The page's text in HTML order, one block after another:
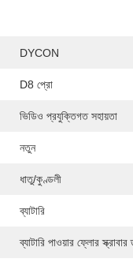
DYCON
D8 প্রো
ভিডিও প্রযুক্তিগত সহায়তা
নতুন
ধাতু/কুণ্ডলী
ব্যাটারি
ব্যাটারি পাওয়ার ফ্লোর স্ক্রাবার